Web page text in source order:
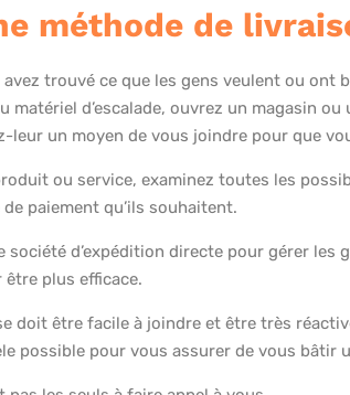
méthode de
trouvé ce que les gens veulent ou ont
matériel d’escalade, ouvrez un magasin
leur un moyen de vous joindre pour que
ou service, examinez toutes les
paiement qu’ils souhaitent.
société d’expédition directe pour gérer les
plus efficace.
doit être facile à joindre et être très
possible pour vous assurer de vous